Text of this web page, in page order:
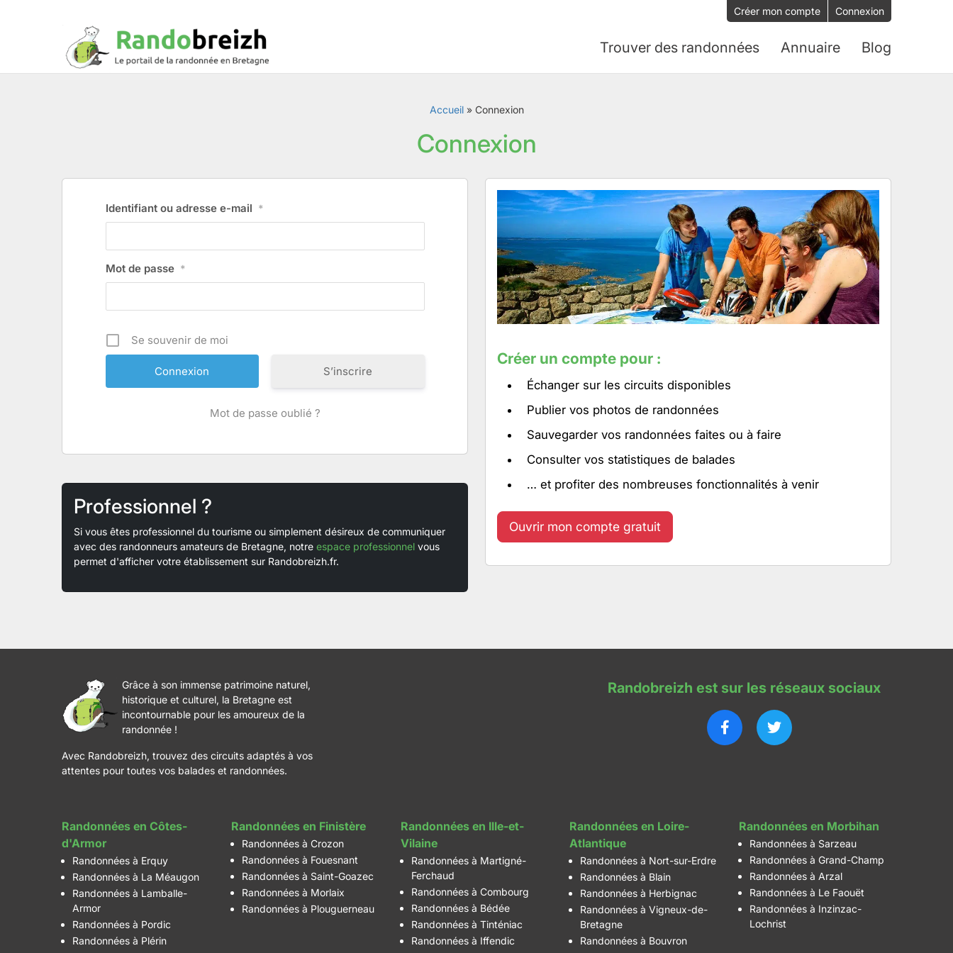
Créer mon compte Connexion
Trouver des randonnées Annuaire Blog
Accueil» Connexion
Connexion
Identifiant ou adresse e-mail *
Mot de passe *
Se souvenir de moi
S’inscrire
Mot de passe oublié ?
Professionnel ?
Si vous êtes professionnel du tourisme ou simplement désireux de communiquer
avec des randonneurs amateurs de Bretagne, notre espace professionnel vous
permet d'afficher votre établissement sur Randobreizh.fr.
Créer un compte pour :
Échanger sur les circuits disponibles
Publier vos photos de randonnées
Sauvegarder vos randonnées faites ou à faire
Consulter vos statistiques de balades
… et profiter des nombreuses fonctionnalités à venir
Ouvrir mon compte gratuit
Grâce à son immense patrimoine naturel,
historique et culturel, la Bretagne est
incontournable pour les amoureux de la
randonnée !
Avec Randobreizh, trouvez des circuits adaptés à vos
attentes pour toutes vos balades et randonnées.
Randobreizh est sur les réseaux sociaux
Randonnées en Côtes-
d'Armor
Randonnées à Erquy
Randonnées à La Méaugon
Randonnées à Lamballe-
Armor
Randonnées à Pordic
Randonnées à Plérin
Randonnées en Finistère
Randonnées à Crozon
Randonnées à Fouesnant
Randonnées à Saint-Goazec
Randonnées à Morlaix
Randonnées à Plouguerneau
Randonnées en Ille-et-
Vilaine
Randonnées à Martigné-
Ferchaud
Randonnées à Combourg
Randonnées à Bédée
Randonnées à Tinténiac
Randonnées à Iffendic
Randonnées en Loire-
Atlantique
Randonnées à Nort-sur-Erdre
Randonnées à Blain
Randonnées à Herbignac
Randonnées à Vigneux-de-
Bretagne
Randonnées à Bouvron
Randonnées en Morbihan
Randonnées à Sarzeau
Randonnées à Grand-Champ
Randonnées à Arzal
Randonnées à Le Faouët
Randonnées à Inzinzac-
Lochrist